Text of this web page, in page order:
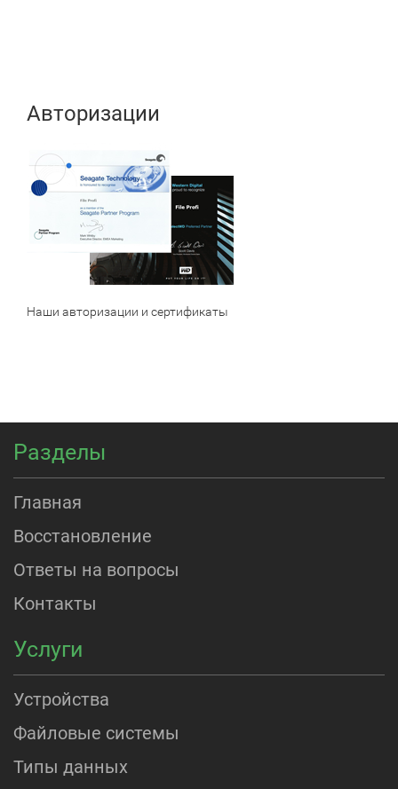
Авторизации
Наши авторизации и сертификаты
Разделы
Главная
Восстановление
Ответы на вопросы
Контакты
Услуги
Устройства
Файловые системы
Типы данных